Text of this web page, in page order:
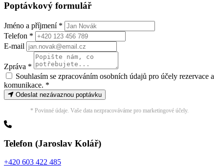
Poptávkový formulář
Jméno a příjmení *
Telefon *
E-mail
Zpráva *
Souhlasím se zpracováním osobních údajů pro účely rezervace a
komunikace. *
Odeslat nezávaznou poptávku
* Povinné údaje. Vaše data nezpracováváme pro marketingové účely.
Telefon (Jaroslav Kolář)
+420 603 422 485